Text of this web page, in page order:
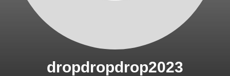
dropdropdrop2023